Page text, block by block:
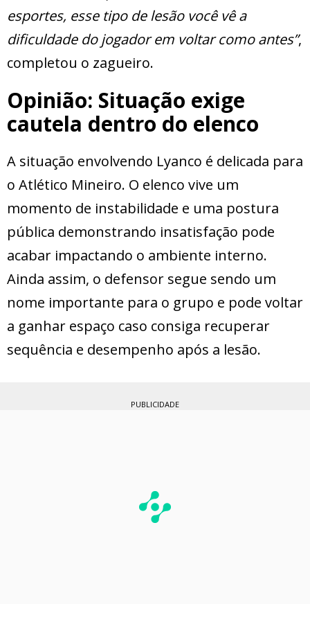
esportes, esse tipo de lesão você vê a
dificuldade do jogador em voltar como antes”,
completou o zagueiro.
Opinião: Situação exige
cautela dentro do elenco
A situação envolvendo Lyanco é delicada para
o Atlético Mineiro. O elenco vive um
momento de instabilidade e uma postura
pública demonstrando insatisfação pode
acabar impactando o ambiente interno.
Ainda assim, o defensor segue sendo um
nome importante para o grupo e pode voltar
a ganhar espaço caso consiga recuperar
sequência e desempenho após a lesão.
PUBLICIDADE